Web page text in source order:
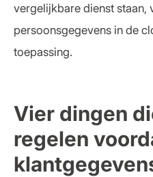
vergelijkbare dienst staan,
persoonsgegevens in de
toepassing.
Vier dingen
regelen